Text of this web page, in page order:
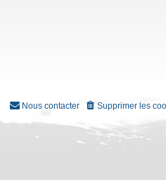
Supprimer les
Nous contacter